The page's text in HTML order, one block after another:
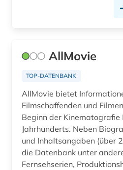
forschung (1)
foto (1)
fotoarchiv (1)
fotograf (1)
fotografie (10)
AllMovie
TOP-DATENBANK
AllMovie bietet
Filmschaffenden und
Beginn der Kinematografie
Jahrhunderts. Neben
und Inhaltsangaben (über
die Datenbank unter
Fernsehserien,